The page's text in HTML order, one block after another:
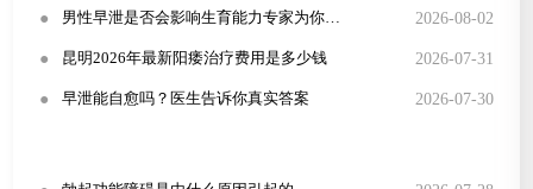
● 男性早泄是否会影响生育能力专家为你解答 2026-08-02
● 昆明2026年最新阳痿治疗费用是多少钱 2026-07-31
● 早泄能自愈吗？医生告诉你真实答案 2026-07-30